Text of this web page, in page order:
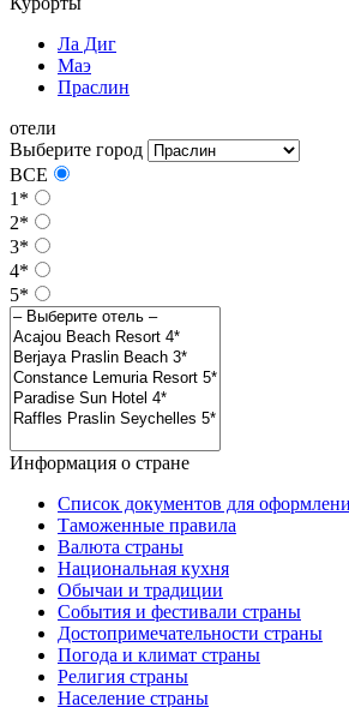
Ла Диг
Маэ
Праслин
отели
Выберите город
ВСЕ
1*
2*
3*
4*
5*
Информация о стране
Список документов для
Таможенные правила
Валюта страны
Национальная кухня
Обычаи и традиции
События и фестивали страны
Достопримечательности страны
Погода и климат страны
Религия страны
Население страны